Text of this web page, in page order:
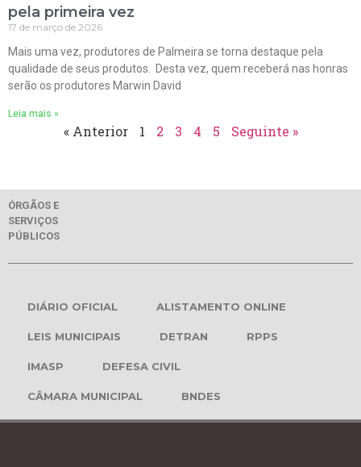
pela primeira vez
17 de março de 2026
Mais uma vez, produtores de Palmeira se torna destaque pela
qualidade de seus produtos. Desta vez, quem receberá nas honras
serão os produtores Marwin David
Leia mais »
« Anterior 1 2 3 4 5 Seguinte »
ÓRGÃOS E
SERVIÇOS
PÚBLICOS
DIÁRIO OFICIAL ALISTAMENTO ONLINE
LEIS MUNICIPAIS DETRAN RPPS
IMASP DEFESA CIVIL
CÂMARA MUNICIPAL BNDES